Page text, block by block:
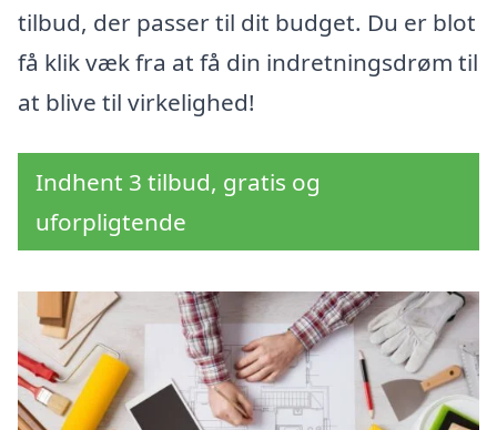
tilbud, der passer til dit budget. Du er blot
få klik væk fra at få din indretningsdrøm til
at blive til virkelighed!
Indhent 3 tilbud, gratis og
uforpligtende